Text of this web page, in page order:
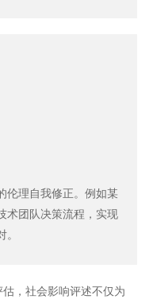
伦理自我修正。例如某
术团队决策流程，实现
，社会影响评述不仅为